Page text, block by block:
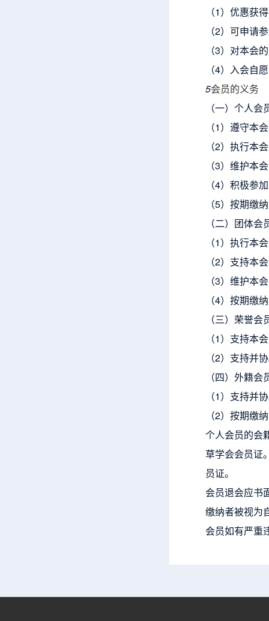
（1）优惠获
（2）可申请
（3）对本会
（4）入会自
5会员的义务
（一）个人
（1）遵守本
（2）执行本
（3）维护本
（4）积极参
（5）按期缴
（二）团体
（1）执行本
（2）支持本
（3）维护本
（4）按期缴
（三）荣誉会
（1）支持本
（2）支持并
（四）外籍
（1）支持并
（2）按期缴
个人会员的会
草学会会员证
员证。
会员退会应书
缴纳者被视为
会员如有严重